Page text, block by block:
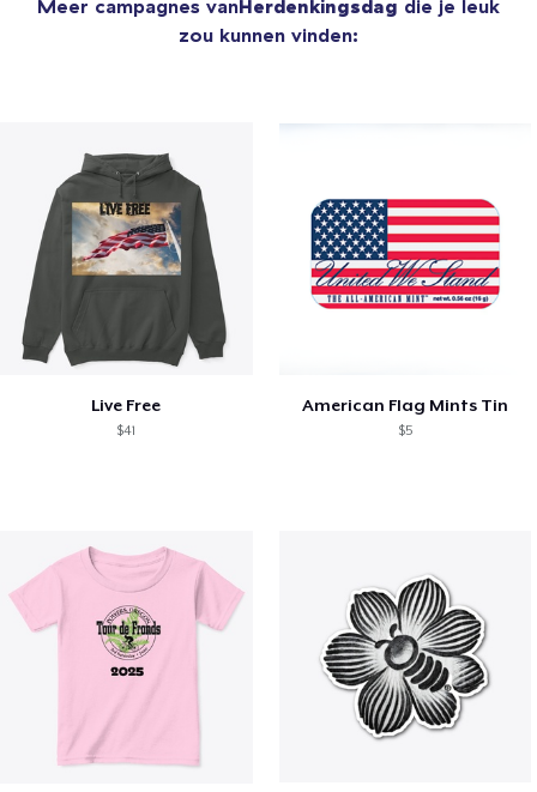
Meer campagnes vanHerdenkingsdag die je leuk
zou kunnen vinden:
Live Free
$41
American Flag Mints Tin
$5